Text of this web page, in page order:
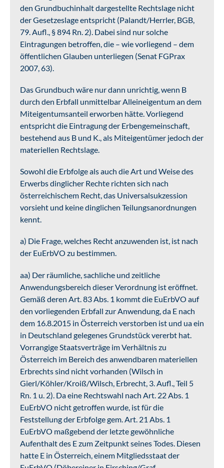
den Grundbuchinhalt dargestellte Rechtslage nicht
der Gesetzeslage entspricht (Palandt/Herrler, BGB,
79. Aufl., § 894 Rn. 2). Dabei sind nur solche
Eintragungen betroffen, die – wie vorliegend – dem
öffentlichen Glauben unterliegen (Senat FGPrax
2007, 63).
Das Grundbuch wäre nur dann unrichtig, wenn B
durch den Erbfall unmittelbar Alleineigentum an dem
Miteigentumsanteil erworben hätte. Vorliegend
entspricht die Eintragung der Erbengemeinschaft,
bestehend aus B und K., als Miteigentümer jedoch der
materiellen Rechtslage.
Sowohl die Erbfolge als auch die Art und Weise des
Erwerbs dinglicher Rechte richten sich nach
österreichischem Recht, das Universalsukzession
vorsieht und keine dinglichen Teilungsanordnungen
kennt.
a) Die Frage, welches Recht anzuwenden ist, ist nach
der EuErbVO zu bestimmen.
aa) Der räumliche, sachliche und zeitliche
Anwendungsbereich dieser Verordnung ist eröffnet.
Gemäß deren Art. 83 Abs. 1 kommt die EuErbVO auf
den vorliegenden Erbfall zur Anwendung, da E nach
dem 16.8.2015 in Österreich verstorben ist und ua ein
in Deutschland gelegenes Grundstück vererbt hat.
Vorrangige Staatsverträge im Verhältnis zu
Österreich im Bereich des anwendbaren materiellen
Erbrechts sind nicht vorhanden (Wilsch in
Gierl/Köhler/Kroiß/Wilsch, Erbrecht, 3. Aufl., Teil 5
Rn. 1 u. 2). Da eine Rechtswahl nach Art. 22 Abs. 1
EuErbVO nicht getroffen wurde, ist für die
Feststellung der Erbfolge gem. Art. 21 Abs. 1
EuErbVO maßgebend der letzte gewöhnliche
Aufenthalt des E zum Zeitpunkt seines Todes. Diesen
hatte E in Österreich, einem Mitgliedsstaat der